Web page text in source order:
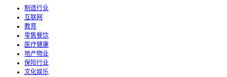
制造行业
互联网
教育
零售餐饮
医疗健康
地产物业
保险行业
文化娱乐